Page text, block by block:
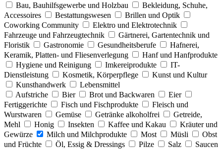
Bau, Bauhilfsgewerbe und Holzbau
Bekleidung, Schuhe,
Accessoires
Bestattungswesen
Brillen und Optik
Coworking Community
Elektro und Elektrotechnik
Fahrzeuge und Fahrzeugtechnik
Gärtnerei, Gartentechnik und
Floristik
Gastronomie Gesundheitsberufe
Hafnerei,
Keramik, Platten- und Fliesenverlegung
Hanf und Hanfprodukte
Hygiene und Reinigung
Imkereiprodukte
IT-
Dienstleistung
Kosmetik, Körperpflege
Kunst und Kultur
Kunsthandwerk
Lebensmittel
Aufstriche
Bier Brot und Backwaren
Eier
Fertiggerichte
Fisch und Fischprodukte
Fleisch und
Wurstwaren
Gemüse Getränke alkoholfrei
Getreide,
Mehl
Honig Insekten Kaffee und Kakau
Kräuter und
Gewürze
Milch und Milchprodukte Most Müsli
Obst
und Früchte
Öl, Essig & Dressings Pilze Salz
Saucen